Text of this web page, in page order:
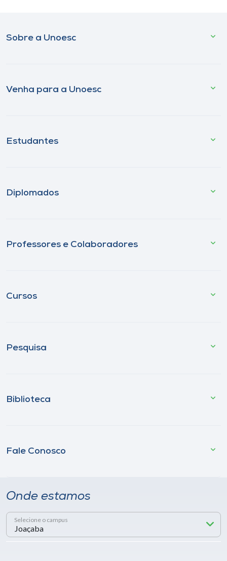
Sobre a Unoesc
Venha para a Unoesc
Estudantes
Diplomados
Professores e Colaboradores
Cursos
Pesquisa
Biblioteca
Fale Conosco
Onde estamos
Selecione o campus